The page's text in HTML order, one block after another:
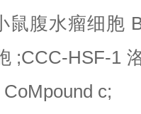
鼠腹水瘤细胞
;CCC-HSF-1
c;